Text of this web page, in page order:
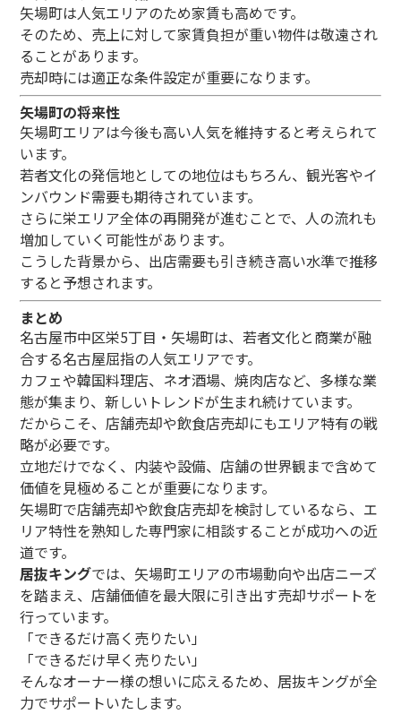
矢場町は人気エリアのため家賃も高めです。
そのため、売上に対して家賃負担が重い物件は敬遠され
ることがあります。
売却時には適正な条件設定が重要になります。
矢場町の将来性
矢場町エリアは今後も高い人気を維持すると考えられて
います。
若者文化の発信地としての地位はもちろん、観光客やイ
ンバウンド需要も期待されています。
さらに栄エリア全体の再開発が進むことで、人の流れも
増加していく可能性があります。
こうした背景から、出店需要も引き続き高い水準で推移
すると予想されます。
まとめ
名古屋市中区栄5丁目・矢場町は、若者文化と商業が融
合する名古屋屈指の人気エリアです。
カフェや韓国料理店、ネオ酒場、焼肉店など、多様な業
態が集まり、新しいトレンドが生まれ続けています。
だからこそ、店舗売却や飲食店売却にもエリア特有の戦
略が必要です。
立地だけでなく、内装や設備、店舗の世界観まで含めて
価値を見極めることが重要になります。
矢場町で店舗売却や飲食店売却を検討しているなら、エ
リア特性を熟知した専門家に相談することが成功への近
道です。
居抜キングでは、矢場町エリアの市場動向や出店ニーズ
を踏まえ、店舗価値を最大限に引き出す売却サポートを
行っています。
「できるだけ高く売りたい」
「できるだけ早く売りたい」
そんなオーナー様の想いに応えるため、居抜キングが全
力でサポートいたします。